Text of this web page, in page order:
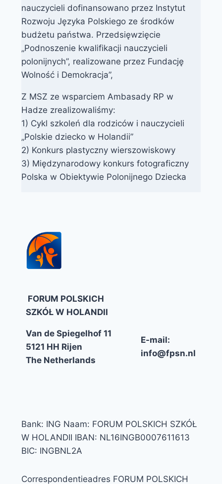
nauczycieli dofinansowano przez Instytut
Rozwoju Języka Polskiego ze środków
budżetu państwa. Przedsięwzięcie
„Podnoszenie kwalifikacji nauczycieli
polonijnych”, realizowane przez Fundację
Wolność i Demokracja”,
Z MSZ ze wsparciem Ambasady RP w
Hadze zrealizowaliśmy:
1) Cykl szkoleń dla rodziców i nauczycieli
„Polskie dziecko w Holandii”
2) Konkurs plastyczny wierszowiskowy
3) Międzynarodowy konkurs fotograficzny
Polska w Obiektywie Polonijnego Dziecka
FORUM POLSKICH
SZKÓŁ W HOLANDII
Van de Spiegelhof 11
5121 HH Rijen
The Netherlands
E-mail:
info@fpsn.nl
Bank: ING Naam: FORUM POLSKICH SZKÓŁ
W HOLANDII IBAN: NL16INGB0007611613
BIC: INGBNL2A
Correspondentieadres FORUM POLSKICH